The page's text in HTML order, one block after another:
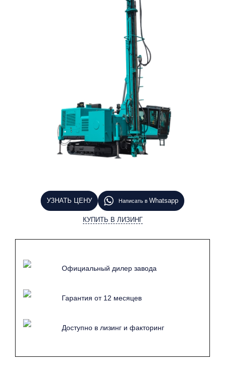
УЗНАТЬ ЦЕНУ Написать в Whatsapp
КУПИТЬ В ЛИЗИНГ
Официальный дилер завода
Гарантия от 12 месяцев
Доступно в лизинг и факторинг